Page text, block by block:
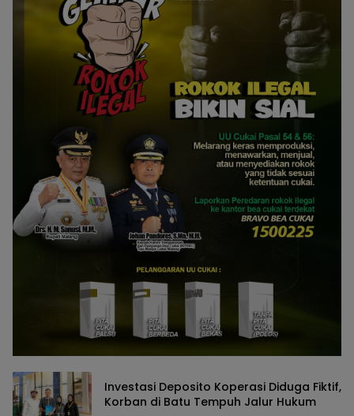
Investasi Deposito Koperasi Diduga Fiktif,
Korban di Batu Tempuh Jalur Hukum